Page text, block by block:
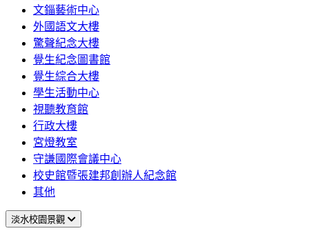
文錙藝術中心
外國語文大樓
驚聲紀念大樓
覺生紀念圖書館
覺生綜合大樓
學生活動中心
視聽教育館
行政大樓
宮燈教室
守謙國際會議中心
校史館暨張建邦創辦人紀念館
其他
淡水校園景觀